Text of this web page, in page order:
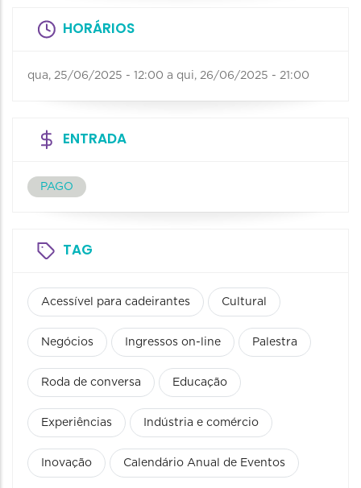
HORÁRIOS
qua, 25/06/2025 - 12:00 a qui, 26/06/2025 - 21:00
ENTRADA
PAGO
TAG
Acessível para cadeirantes Cultural
Negócios Ingressos on-line Palestra
Roda de conversa Educação
Experiências Indústria e comércio
Inovação Calendário Anual de Eventos